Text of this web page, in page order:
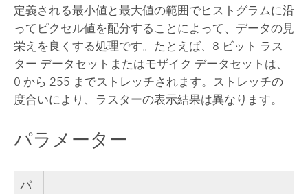
定義される最小値と最大値の範囲でヒストグラムに沿
ってピクセル値を配分することによって、データの見
栄えを良くする処理です。たとえば、8 ビット ラス
ター データセットまたはモザイク データセットは、
0 から 255 までストレッチされます。ストレッチの
度合いにより、ラスターの表示結果は異なります。
パラメーター
パ